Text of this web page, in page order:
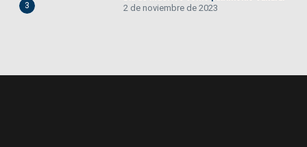
3 2 de noviembre de 2023